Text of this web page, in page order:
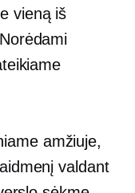
vieną iš
amžiuje,
valdant